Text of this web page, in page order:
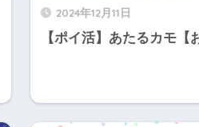
2024年12月11日
【ポイ活】あたるカモ【